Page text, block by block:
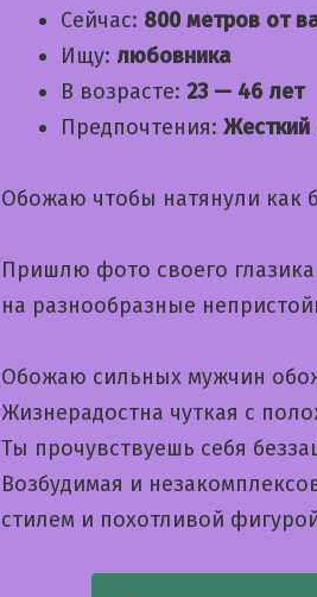
Сейчас: 800 метров от
Ищу: любовника
В возрасте: 23 — 46 лет
Предпочтения: Жесткий
Обожаю чтобы натянули как
Пришлю фото своего
на разнообразные
Обожаю сильных мужчин
Жизнерадостна чуткая с
Ты прочувствуешь себя
Возбудимая и
стилем и похотливой